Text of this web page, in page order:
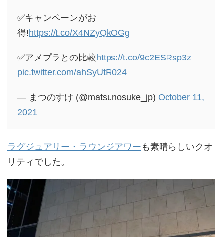
✅キャンペーンがお
得!https://t.co/X4NZyQkOGg
✅アメプラとの比較https://t.co/9c2ESRsp3z
pic.twitter.com/ahSyUtR024
— まつのすけ (@matsunosuke_jp) October 11,
2021
ラグジュアリー・ラウンジアワー も素晴らしいクオ
リティでした。